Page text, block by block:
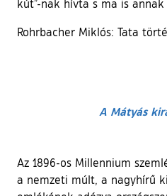
kút”-nak hívta s ma is
Rohrbacher Miklós: Tata
A Mátyás
Az 1896-os Millennium
a nemzeti múlt, a nagyhírű